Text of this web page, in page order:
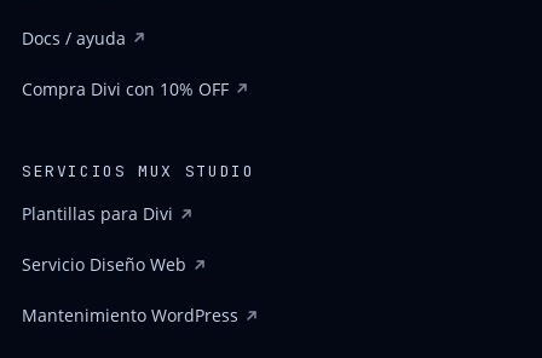
Docs / ayuda
Compra Divi con 10% OFF
SERVICIOS MUX STUDIO
Plantillas para Divi
Servicio Diseño Web
Mantenimiento WordPress